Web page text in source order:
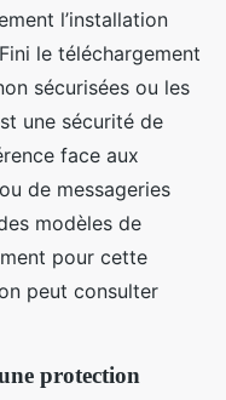
l’installation
le téléchargement
sécurisées ou les
une sécurité de
face aux
de messageries
modèles de
pour cette
peut consulter
protection